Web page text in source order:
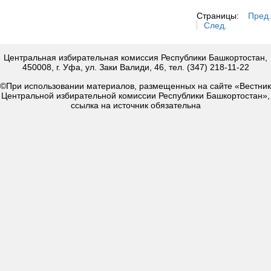
Страницы:
Пред.
След.
Центральная избирательная комиссия Республики Башкортостан,
450008, г. Уфа, ул. Заки Валиди, 46, тел. (347) 218-11-22
©При использовании материалов, размещенных на сайте «Вестник
Центральной избирательной комиссии Республики Башкортостан»,
ссылка на источник обязательна